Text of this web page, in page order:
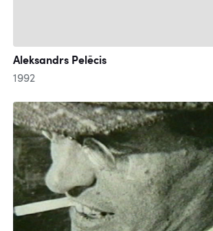
Aleksandrs Pelēcis
1992